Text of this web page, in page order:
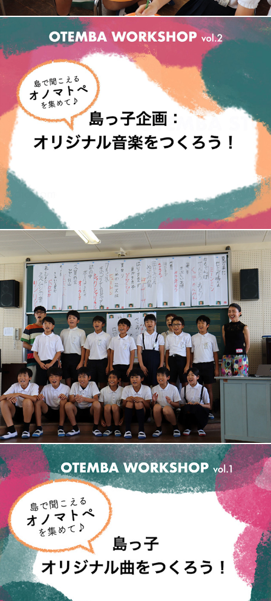
OTEMBA WORKSHOP vol.2 in 周防大島開催決定
OTEMBA WORKSHOP - オリジナル音楽制作実施レポート
OTEMBA WORKSHOP vol.1 in 周防大島開催決定